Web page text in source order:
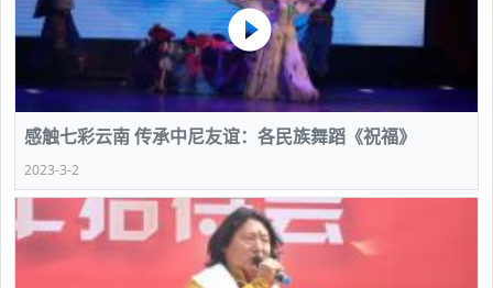
感触七彩云南 传承中尼友谊：各民族舞蹈《祝福》
2023-3-2